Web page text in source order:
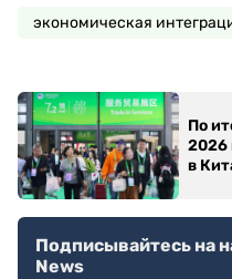
экономическая
По
2026
в
Подписывайтесь на
News